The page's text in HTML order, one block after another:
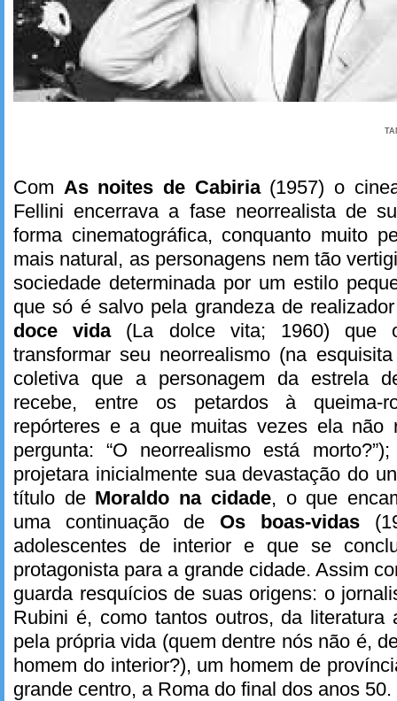
Com As noites de Cabiria (1957) o
Fellini encerrava a fase neorrealista de
forma cinematográfica, conquanto muito
mais natural, as personagens nem tão
sociedade determinada por um estilo
que só é salvo pela grandeza de
doce vida (La dolce vita; 1960) que
transformar seu neorrealismo (na
coletiva que a personagem da estrela
recebe, entre os petardos à queima-
repórteres e a que muitas vezes ela não
pergunta: “O neorrealismo está
projetara inicialmente sua devastação do
título de Moraldo na cidade, o que
uma continuação de Os boas-vidas
adolescentes de interior e que se
protagonista para a grande cidade. Assim
guarda resquícios de suas origens: o
Rubini é, como tantos outros, da literatura
pela própria vida (quem dentre nós não é,
homem do interior?), um homem de
grande centro, a Roma do final dos anos 50.